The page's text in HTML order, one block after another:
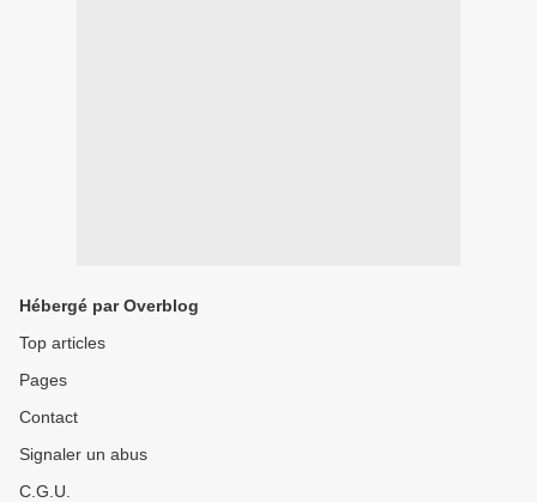
Hébergé par Overblog
Top articles
Pages
Contact
Signaler un abus
C.G.U.